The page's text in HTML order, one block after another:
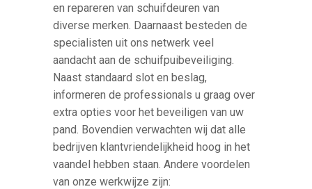
en repareren van schuifdeuren van
diverse merken. Daarnaast besteden de
specialisten uit ons netwerk veel
aandacht aan de schuifpuibeveiliging.
Naast standaard slot en beslag,
informeren de professionals u graag over
extra opties voor het beveiligen van uw
pand. Bovendien verwachten wij dat alle
bedrijven klantvriendelijkheid hoog in het
vaandel hebben staan. Andere voordelen
van onze werkwijze zijn: